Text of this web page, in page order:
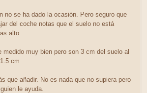
no se ha dado la ocasión. Pero seguro que
del coche notas que el suelo no está
alto.
medido muy bien pero son 3 cm del suelo al
cm
que añadir. No es nada que no supiera pero
le ayuda.